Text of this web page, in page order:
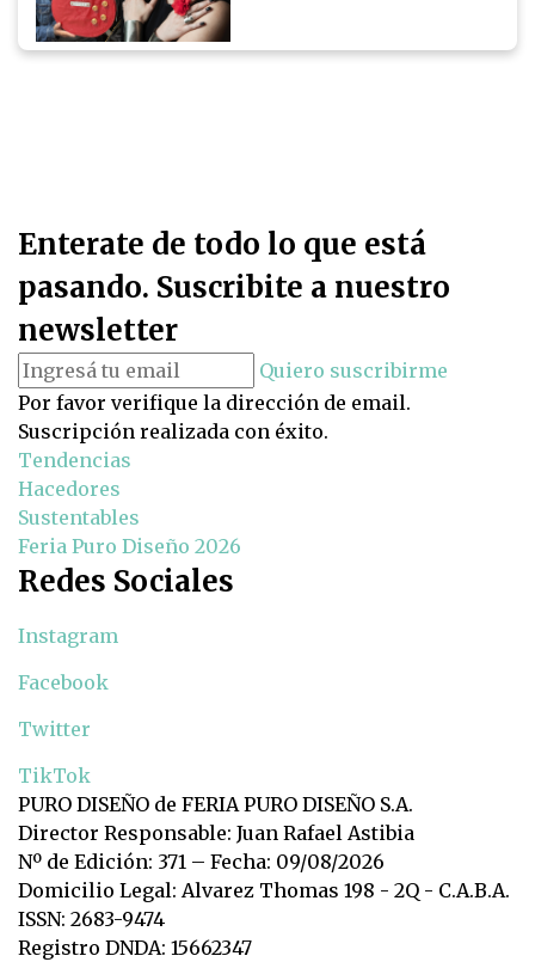
Enterate de todo lo que está
pasando. Suscribite a nuestro
newsletter
Quiero suscribirme
Por favor verifique la dirección de email.
Suscripción realizada con éxito.
Tendencias
Hacedores
Sustentables
Feria Puro Diseño 2026
Redes Sociales
Instagram
Facebook
Twitter
TikTok
PURO DISEÑO de FERIA PURO DISEÑO S.A.
Director Responsable: Juan Rafael Astibia
Nº de Edición: 371 – Fecha: 09/08/2026
Domicilio Legal: Alvarez Thomas 198 - 2Q - C.A.B.A.
ISSN: 2683-9474
Registro DNDA: 15662347